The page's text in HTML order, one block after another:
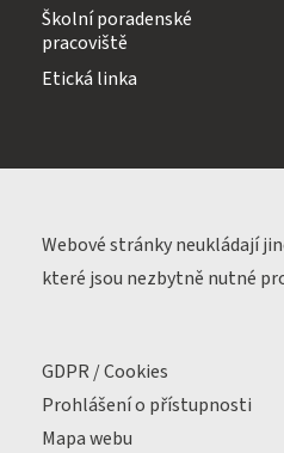
Školní poradenské
pracoviště
Etická linka
Webové stránky neukládají
které jsou nezbytně nutné
GDPR / Cookies
Prohlášení o přístupnosti
Mapa webu